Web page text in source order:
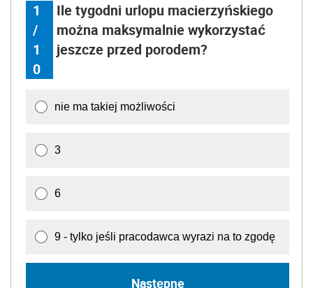
1
/
1
0
Ile tygodni urlopu macierzyńskiego
można maksymalnie wykorzystać
jeszcze przed porodem?
nie ma takiej możliwości
3
6
9 - tylko jeśli pracodawca wyrazi na to zgodę
Następne